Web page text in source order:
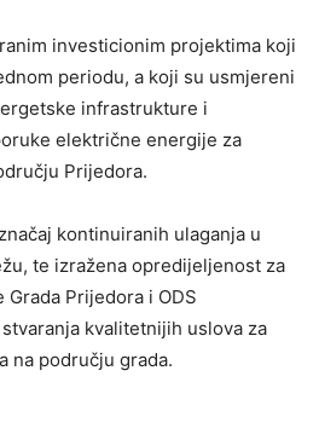
investicionim projektima koji
periodu, a koji su usmjereni
infrastrukture i
električne energije za
Prijedora.
kontinuiranih ulaganja u
te izražena opredijeljenost za
Prijedora i ODS
kvalitetnijih uslova za
na području grada.